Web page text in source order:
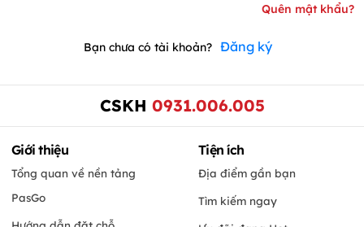
Bạn chưa có tài khoản? Đăng ký
CSKH 0931.006.005
Giới thiệu
Tổng quan về nền tảng
PasGo
Tiện ích
Địa điểm gần bạn
Tìm kiếm ngay